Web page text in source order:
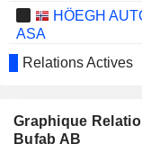
HÖEGH
ASA
ARLA PLAST
QLUCORE
Relations Actives
Graphique
Bufab AB